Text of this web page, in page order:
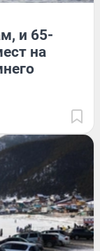
и 65-
на